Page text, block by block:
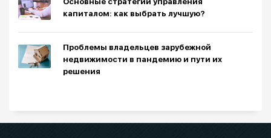
капиталом: как выбрать лучшую?
Проблемы владельцев зарубежной
недвижимости в пандемию и пути их
решения